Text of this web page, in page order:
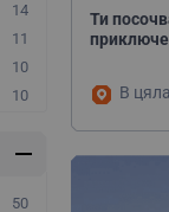
128
127
126
126
126
14
11
10
10
9
50
Ти
В